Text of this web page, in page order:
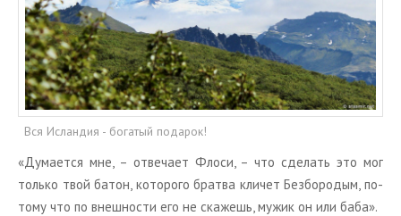
Вся Исландия - богатый подарок!
«Ду­ма­ет­ся мне, – от­ве­ча­ет Флоси, – что сде­лать это мог
толь­ко твой батон, ко­то­ро­го брат­ва кли­чет Без­бо­ро­дым, по­
то­му что по внеш­но­сти его не ска­жешь, мужик он или баба».